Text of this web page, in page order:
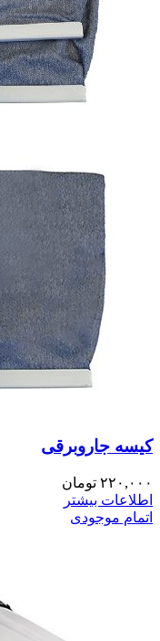
کیسه جاروبرقی
۲۲۰,۰۰۰ تومان
اطلاعات بیشتر
اتمام موجودی